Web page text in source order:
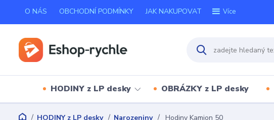
O NÁS OBCHODNÍ PODMÍNKY JAK NAKUPOVAT Více
HODINY z LP desky OBRÁZKY z LP desky
HODINY z LP desky Narozeniny Hodiny Kamion 50